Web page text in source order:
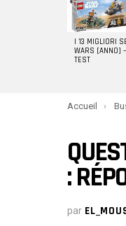
I 13 MIGLIORI
WARS [ANNO]
TEST
You are here:
Accueil
:
par